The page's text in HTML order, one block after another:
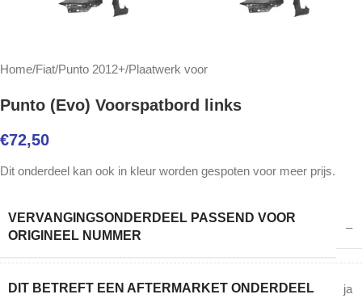
Home/Fiat/Punto 2012+/Plaatwerk voor
Punto (Evo) Voorspatbord links
€72,50
Dit onderdeel kan ook in kleur worden gespoten voor meer prijs.
VERVANGINGSONDERDEEL PASSEND VOOR
ORIGINEEL NUMMER
–
DIT BETREFT EEN AFTERMARKET ONDERDEEL ja